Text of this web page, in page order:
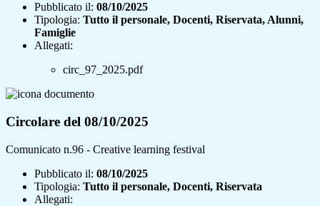
Pubblicato il: 08/10/2025
Tipologia: Tutto il personale, Docenti, Riservata, Alunni,
Famiglie
Allegati:
circ_97_2025.pdf
Circolare del 08/10/2025
Comunicato n.96 - Creative learning festival
Pubblicato il: 08/10/2025
Tipologia: Tutto il personale, Docenti, Riservata
Allegati: